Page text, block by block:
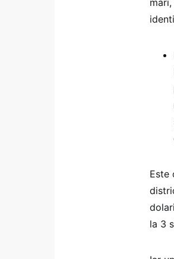
Este
la 3